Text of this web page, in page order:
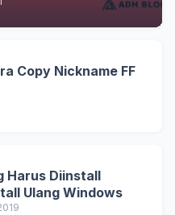
Copy Nickname FF
Harus Diinstall
Ulang Windows